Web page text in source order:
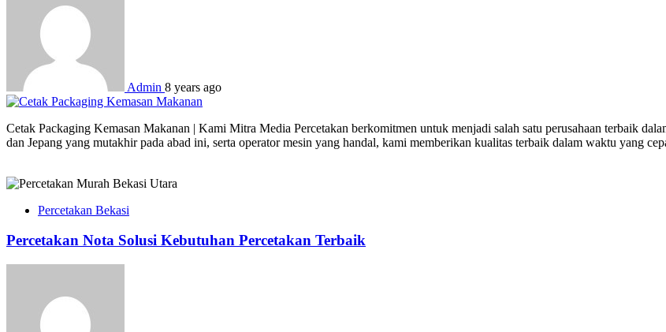
Admin 8 years ago
Cetak Packaging Kemasan Makanan | Kami Mitra Media Percetakan berkomitmen untuk menjadi salah satu perusahaan terbaik
dan Jepang yang mutakhir pada abad ini, serta operator mesin yang handal, kami memberikan kualitas terbaik dalam waktu yang
Percetakan Bekasi
Percetakan Nota Solusi Kebutuhan Percetakan Terbaik